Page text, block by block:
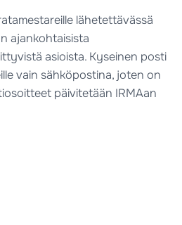
lähetettävässä
ajankohtaisista
asioista. Kyseinen posti
vain sähköpostina, joten on
päivitetään IRMAan